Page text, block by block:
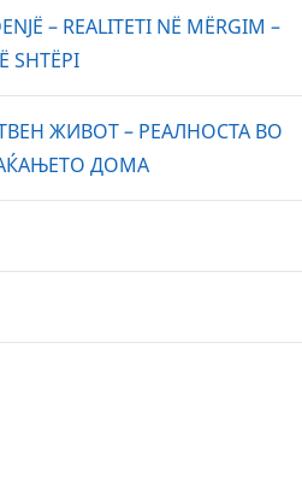
– REALITETI NË MËRGIM –
SHTËPI
ЖИВОТ – РЕАЛНОСТА ВО
ДОМА